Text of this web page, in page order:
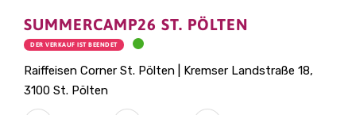
SUMMERCAMP26 ST. PÖLTEN
DER VERKAUF IST BEENDET
Raiffeisen Corner St. Pölten | Kremser Landstraße 18,
3100 St. Pölten